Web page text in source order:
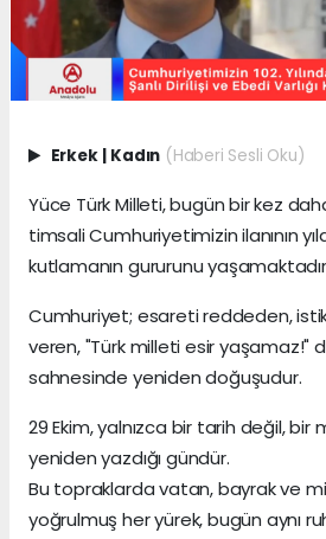
Erkek | Kadın (Haberi Sesli Oku)
Yüce Türk Milleti, bugün bir kez
timsali Cumhuriyetimizin ilanının
kutlamanın gururunu
Cumhuriyet; esareti reddeden,
veren, "Türk milleti esir yaşamaz!"
sahnesinde yeniden doğuşudur.
29 Ekim, yalnızca bir tarih değil, bir
yeniden yazdığı gündür.
Bu topraklarda vatan, bayrak ve
yoğrulmuş her yürek, bugün aynı